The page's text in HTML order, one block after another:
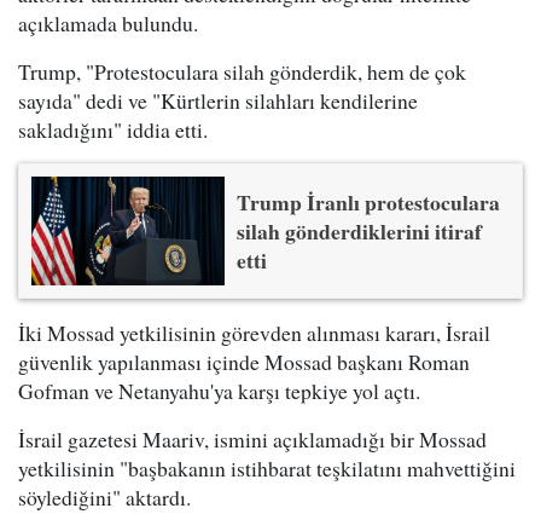
açıklamada bulundu.
Trump, "Protestoculara silah gönderdik, hem de çok
sayıda" dedi ve "Kürtlerin silahları kendilerine
sakladığını" iddia etti.
Trump İranlı protestoculara
silah gönderdiklerini itiraf
etti
İki Mossad yetkilisinin görevden alınması kararı, İsrail
güvenlik yapılanması içinde Mossad başkanı Roman
Gofman ve Netanyahu'ya karşı tepkiye yol açtı.
İsrail gazetesi Maariv, ismini açıklamadığı bir Mossad
yetkilisinin "başbakanın istihbarat teşkilatını mahvettiğini
söylediğini" aktardı.